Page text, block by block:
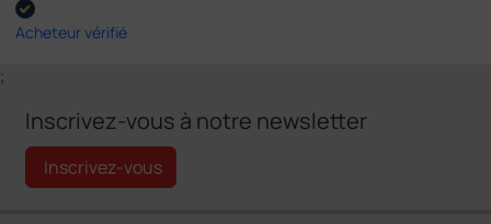
Acheteur vérifié
;
Inscrivez-vous à notre newsletter
Inscrivez-vous